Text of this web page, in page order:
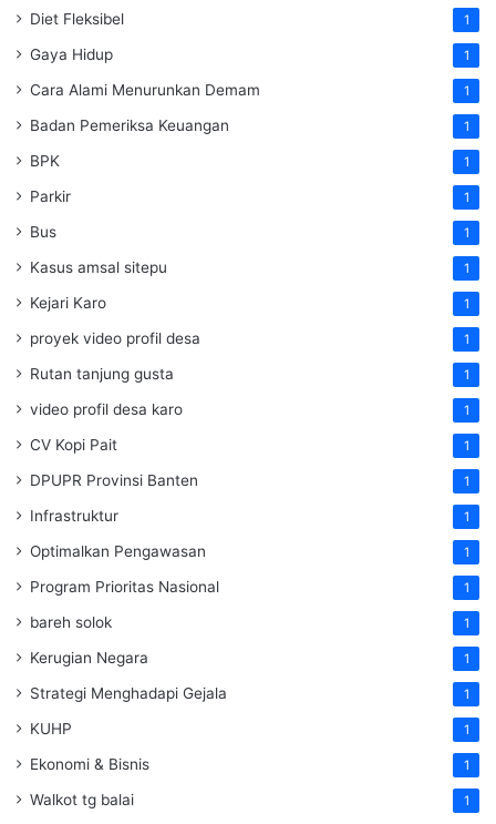
Diet Fleksibel 1
Gaya Hidup 1
Cara Alami Menurunkan Demam 1
Badan Pemeriksa Keuangan 1
BPK 1
Parkir 1
Bus 1
Kasus amsal sitepu 1
Kejari Karo 1
proyek video profil desa 1
Rutan tanjung gusta 1
video profil desa karo 1
CV Kopi Pait 1
DPUPR Provinsi Banten 1
Infrastruktur 1
Optimalkan Pengawasan 1
Program Prioritas Nasional 1
bareh solok 1
Kerugian Negara 1
Strategi Menghadapi Gejala 1
KUHP 1
Ekonomi & Bisnis 1
Walkot tg balai 1